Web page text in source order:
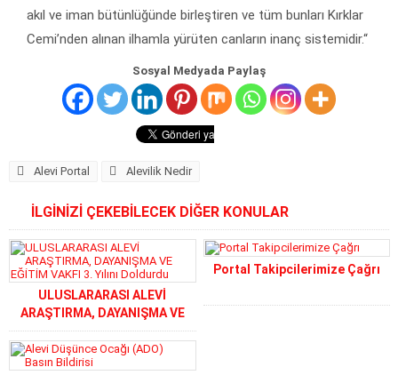
akıl ve iman bütünlüğünde birleştiren ve tüm bunları Kırklar
Cemi’nden alınan ilhamla yürüten canların inanç sistemidir.“
Sosyal Medyada Paylaş
Alevi Portal Alevilik Nedir
İLGİNİZİ ÇEKEBİLECEK DİĞER KONULAR
ULUSLARARASI ALEVİ
ARAŞTIRMA, DAYANIŞMA VE
EĞİTİM VAKFI 3. Yılını Doldurdu
Portal Takipcilerimize Çağrı